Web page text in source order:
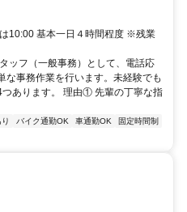
10:00 基本一日４時間程度 ※残業
ッフ（一般事務）として、電話応
な事務作業を行います。未経験でも
あります。 理由① 先輩の丁寧な指
バイク通勤OK 車通勤OK
固定時間制